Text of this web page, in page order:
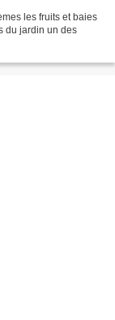
les fruits et baies
du jardin un des